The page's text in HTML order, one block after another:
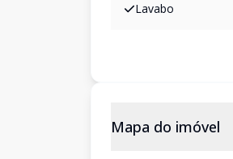
Lavabo
Mapa do imóvel